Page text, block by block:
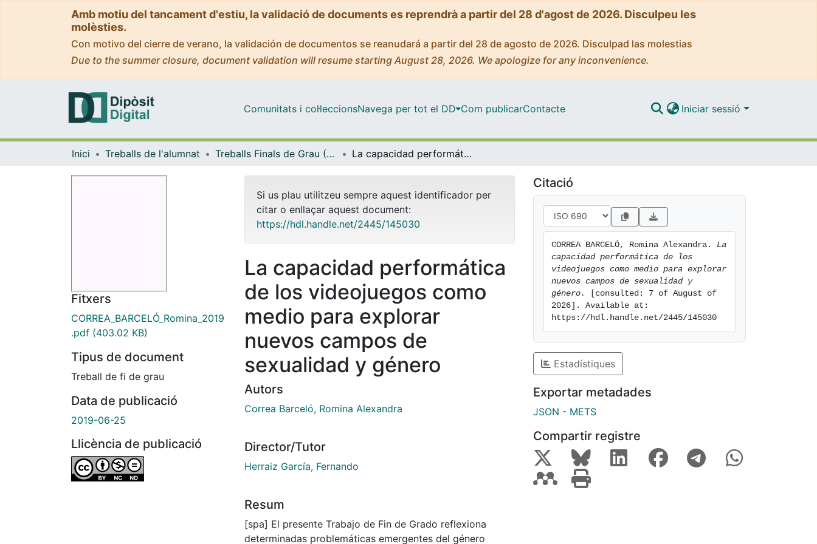
Amb motiu del tancament d'estiu, la validació de documents es reprendrà a partir del 28 d'agost de 2026. Disculpeu les
molèsties.
Con motivo del cierre de verano, la validación de documentos se reanudará a partir del 28 de agosto de 2026. Disculpad las molestias
Due to the summer closure, document validation will resume starting August 28, 2026. We apologize for any inconvenience.
Comunitats i col·leccionsNavega per tot el DD Com publicarContacte Iniciar sessió
Inici Treballs de l'alumnat Treballs Finals de Grau (TFG) - Belles Arts La capacidad performática de los videojuegos como medio para explorar nuevos campos de sexualidad y género
Fitxers
CORREA_BARCELÓ_Romina_2019
.pdf (403.02 KB)
Tipus de document
Treball de fi de grau
Data de publicació
2019-06-25
Llicència de publicació
Si us plau utilitzeu sempre aquest identificador per
citar o enllaçar aquest document:
https://hdl.handle.net/2445/145030
La capacidad performática
de los videojuegos como
medio para explorar
nuevos campos de
sexualidad y género
Autors
Correa Barceló, Romina Alexandra
Director/Tutor
Herraiz García, Fernando
Resum
[spa] El presente Trabajo de Fin de Grado reflexiona
determinadas problemáticas emergentes del género
Citació
CORREA BARCELÓ, Romina Alexandra. La
capacidad performática de los
videojuegos como medio para explorar
nuevos campos de sexualidad y
género.
[consulted: 7 of August of
2026]. Available at:
https://hdl.handle.net/2445/145030
Estadístiques
Exportar metadades
JSON - METS
Compartir registre